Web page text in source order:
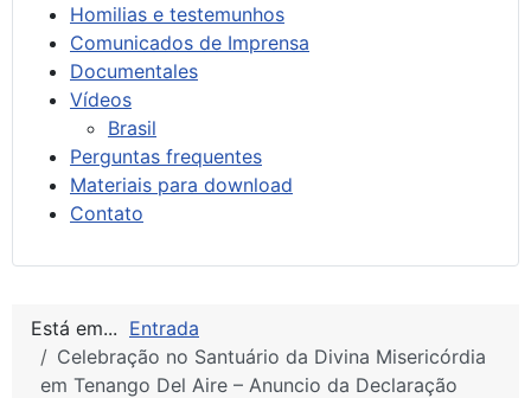
Homilias e testemunhos
Comunicados de Imprensa
Documentales
Vídeos
Brasil
Perguntas frequentes
Materiais para download
Contato
Está em... Entrada
Celebração no Santuário da Divina Misericórdia
em Tenango Del Aire – Anuncio da Declaração